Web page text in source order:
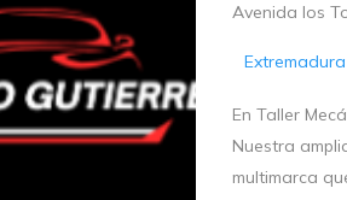
Avenida los
Extremadura
En Taller
Nuestra
multimarca